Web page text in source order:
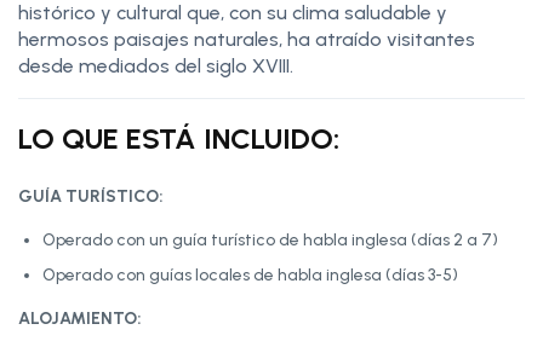
histórico y cultural que, con su clima saludable y
hermosos paisajes naturales, ha atraído visitantes
desde mediados del siglo XVIII.
LO QUE ESTÁ INCLUIDO:
GUÍA TURÍSTICO:
Operado con un guía turístico de habla inglesa (días 2 a 7)
Operado con guías locales de habla inglesa (días 3-5)
ALOJAMIENTO: